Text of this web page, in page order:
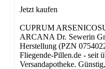
Jetzt kaufen
CUPRUM
ARCANA Dr. Sewerin
Herstellung (PZN
Fliegende-Pillen.de - seit
Versandapotheke.